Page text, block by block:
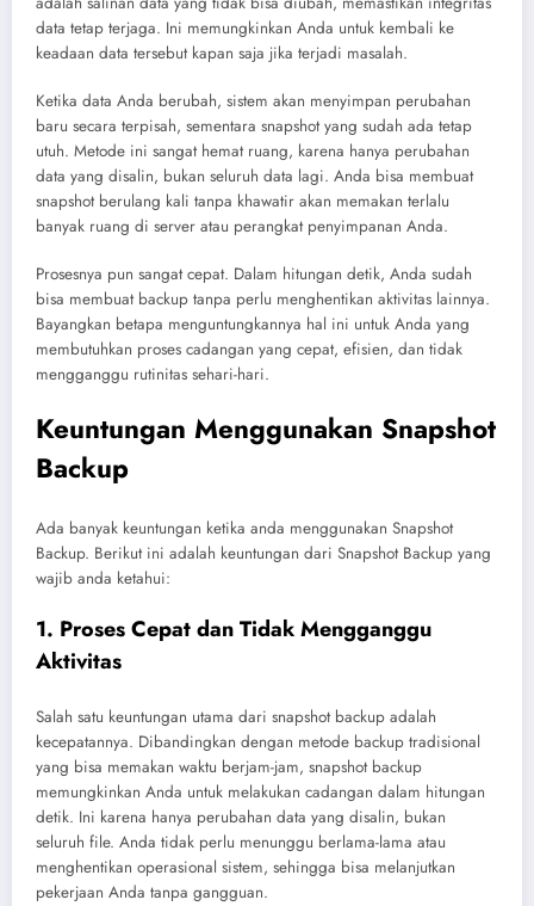
data tetap terjaga. Ini memungkinkan Anda untuk kembali ke
keadaan data tersebut kapan saja jika terjadi masalah.
Ketika data Anda berubah, sistem akan menyimpan perubahan
baru secara terpisah, sementara snapshot yang sudah ada tetap
utuh. Metode ini sangat hemat ruang, karena hanya perubahan
data yang disalin, bukan seluruh data lagi. Anda bisa membuat
snapshot berulang kali tanpa khawatir akan memakan terlalu
banyak ruang di server atau perangkat penyimpanan Anda.
Prosesnya pun sangat cepat. Dalam hitungan detik, Anda sudah
bisa membuat backup tanpa perlu menghentikan aktivitas lainnya.
Bayangkan betapa menguntungkannya hal ini untuk Anda yang
membutuhkan proses cadangan yang cepat, efisien, dan tidak
mengganggu rutinitas sehari-hari.
Keuntungan Menggunakan Snapshot
Backup
Ada banyak keuntungan ketika anda menggunakan Snapshot
Backup. Berikut ini adalah keuntungan dari Snapshot Backup yang
wajib anda ketahui:
1. Proses Cepat dan Tidak Mengganggu
Aktivitas
Salah satu keuntungan utama dari snapshot backup adalah
kecepatannya. Dibandingkan dengan metode backup tradisional
yang bisa memakan waktu berjam-jam, snapshot backup
memungkinkan Anda untuk melakukan cadangan dalam hitungan
detik. Ini karena hanya perubahan data yang disalin, bukan
seluruh file. Anda tidak perlu menunggu berlama-lama atau
menghentikan operasional sistem, sehingga bisa melanjutkan
pekerjaan Anda tanpa gangguan.